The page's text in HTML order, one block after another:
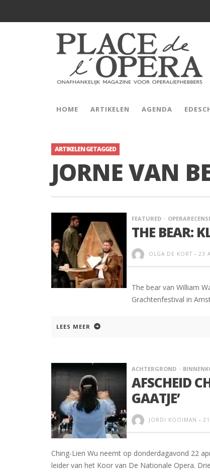
HOME ARTIKELEN AGENDA
ARTIKELEN GETAGGED
JORNE VAN
FEATURED
THE BEAR:
OLGA DE KORT - 23
The bear van William
Grachtenfestival in
LEES MEER
ACHTERGROND
AFSCHEID
GAATJE’
JORDI KOOIMAN -
Ching-Lien Wu neemt op donderdagavond 22
leider van het Koor van De Nationale Opera.